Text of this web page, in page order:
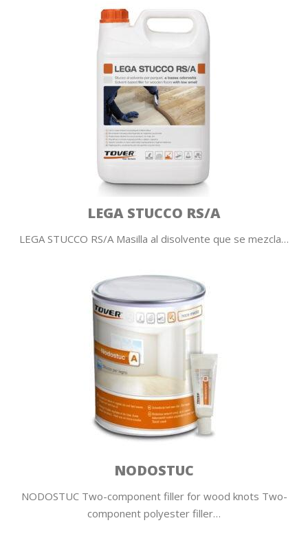
LEGA STUCCO RS/A
LEGA STUCCO RS/A Masilla al disolvente que se mezcla…
NODOSTUC
NODOSTUC Two-component filler for wood knots Two-
component polyester fi­ller…